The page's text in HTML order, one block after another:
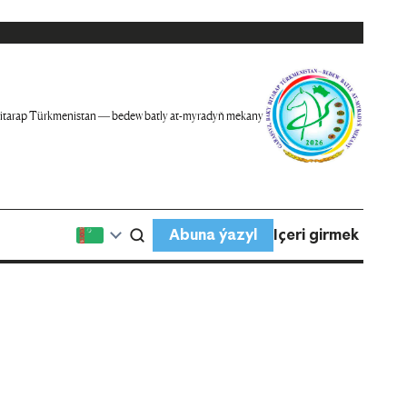
Türkmenistan — bedew batly at-myradyň mekany
Abuna ýazyl Içeri girmek